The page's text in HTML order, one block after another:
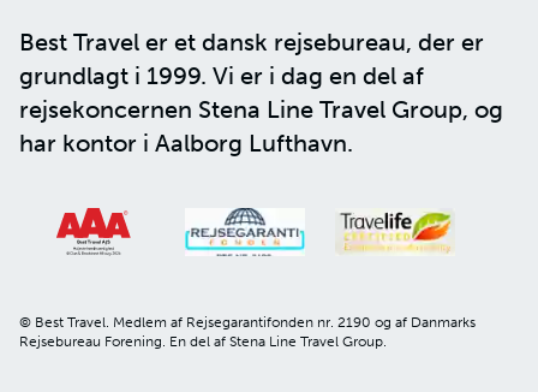
Best Travel er et dansk rejsebureau, der er
grundlagt i 1999. Vi er i dag en del af
rejsekoncernen Stena Line Travel Group, og
har kontor i Aalborg Lufthavn.
© Best Travel. Medlem af Rejsegarantifonden nr. 2190 og af Danmarks
Rejsebureau Forening. En del af Stena Line Travel Group.